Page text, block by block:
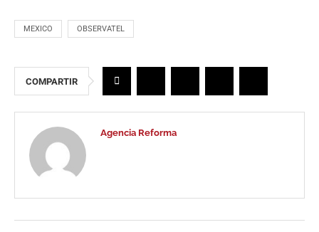
MEXICO OBSERVATEL
COMPARTIR
Agencia Reforma